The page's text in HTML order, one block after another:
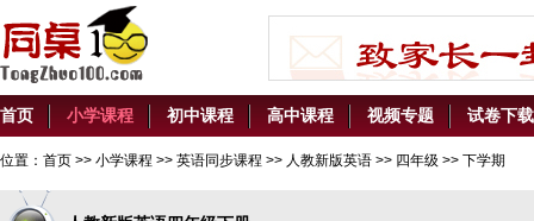
首页 小学课程 初中课程 高中课程 视频专题 试卷下载
位置： 首页 >> 小学课程 >> 英语同步课程 >> 人教新版英语 >> 四年级 >> 下学期